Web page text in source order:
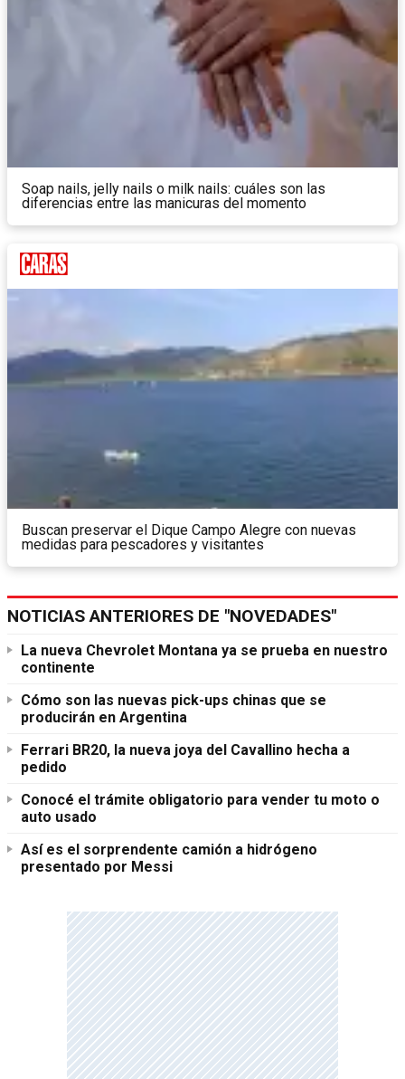
Soap nails, jelly nails o milk nails: cuáles son las
diferencias entre las manicuras del momento
Buscan preservar el Dique Campo Alegre con nuevas
medidas para pescadores y visitantes
NOTICIAS ANTERIORES DE "NOVEDADES"
La nueva Chevrolet Montana ya se prueba en nuestro
continente
Cómo son las nuevas pick-ups chinas que se
producirán en Argentina
Ferrari BR20, la nueva joya del Cavallino hecha a
pedido
Conocé el trámite obligatorio para vender tu moto o
auto usado
Así es el sorprendente camión a hidrógeno
presentado por Messi